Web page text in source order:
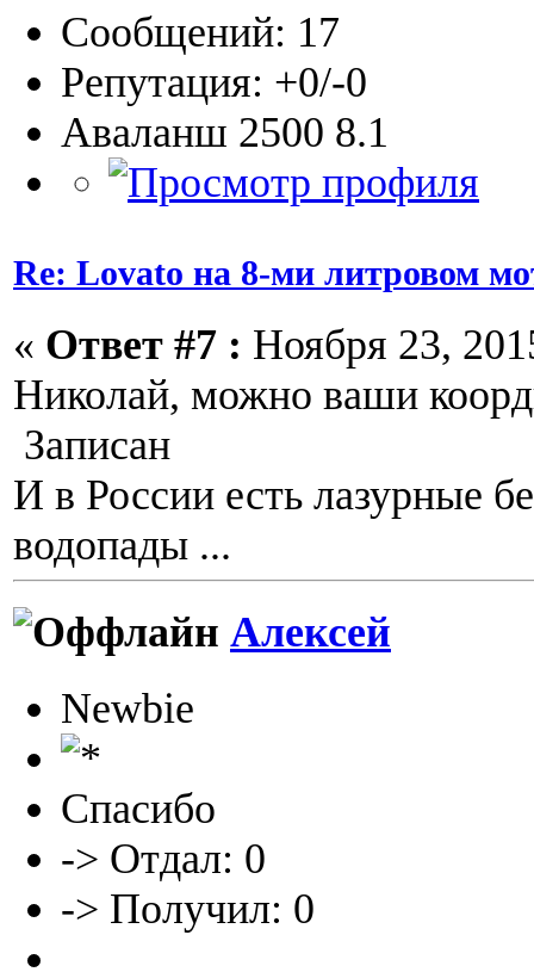
Сообщений: 17
Репутация: +0/-0
Аваланш 2500 8.1
Re: Lovato на 8-ми литровом
« Ответ #7 : Ноября 23,
Николай, можно ваши
Записан
И в России есть лазурные
водопады ...
Алексей
Newbie
Спасибо
-> Отдал: 0
-> Получил: 0